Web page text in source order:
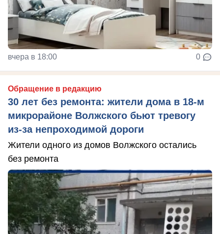
вчера в 18:00 0
Обращение в редакцию
30 лет без ремонта: жители дома в 18‑м
микрорайоне Волжского бьют тревогу
из‑за непроходимой дороги
Жители одного из домов Волжского остались
без ремонта